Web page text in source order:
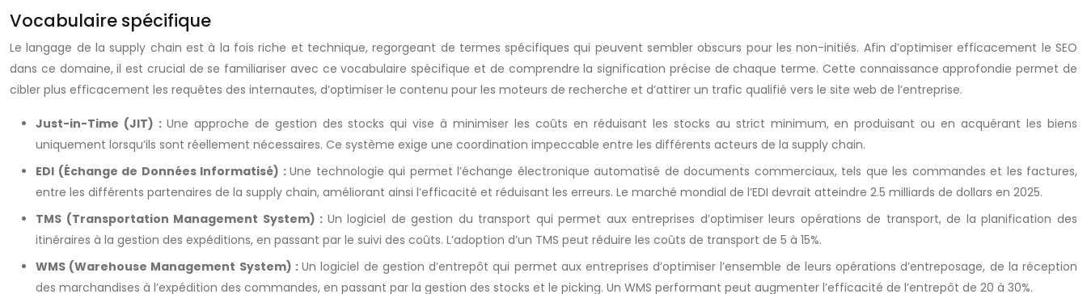
Vocabulaire spécifique
Le langage de la supply chain est à la fois riche et technique, regorgeant de termes spécifiques qui peuvent sembler obscurs pour les non-initiés. Afin d’optimiser efficacement le SEO
dans ce domaine, il est crucial de se familiariser avec ce vocabulaire spécifique et de comprendre la signification précise de chaque terme. Cette connaissance approfondie permet de
cibler plus efficacement les requêtes des internautes, d’optimiser le contenu pour les moteurs de recherche et d’attirer un trafic qualifié vers le site web de l’entreprise.
Just-in-Time (JIT) : Une approche de gestion des stocks qui vise à minimiser les coûts en réduisant les stocks au strict minimum, en produisant ou en acquérant les biens
uniquement lorsqu’ils sont réellement nécessaires. Ce système exige une coordination impeccable entre les différents acteurs de la supply chain.
EDI (Échange de Données Informatisé) : Une technologie qui permet l’échange électronique automatisé de documents commerciaux, tels que les commandes et les factures,
entre les différents partenaires de la supply chain, améliorant ainsi l’efficacité et réduisant les erreurs. Le marché mondial de l’EDI devrait atteindre 2.5 milliards de dollars en 2025.
TMS (Transportation Management System) : Un logiciel de gestion du transport qui permet aux entreprises d’optimiser leurs opérations de transport, de la planification des
itinéraires à la gestion des expéditions, en passant par le suivi des coûts. L’adoption d’un TMS peut réduire les coûts de transport de 5 à 15%.
WMS (Warehouse Management System) :Un logiciel de gestion d’entrepôt qui permet aux entreprises d’optimiser l’ensemble de leurs opérations d’entreposage, de la réception
des marchandises à l’expédition des commandes, en passant par la gestion des stocks et le picking. Un WMS performant peut augmenter l’efficacité de l’entrepôt de 20 à 30%.